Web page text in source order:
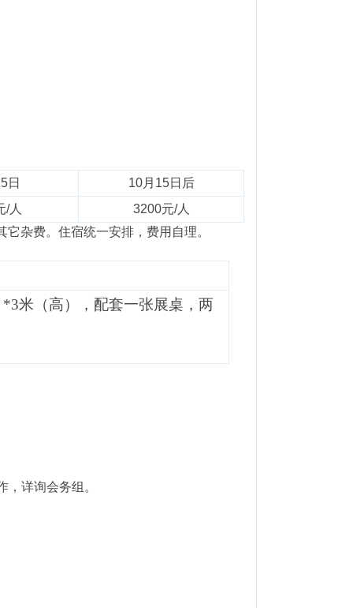
日
10月15日后
/人
3200元/人
杂费。住宿统一安排，费用自理。
米（高），配套一张展桌，两
详询会务组。